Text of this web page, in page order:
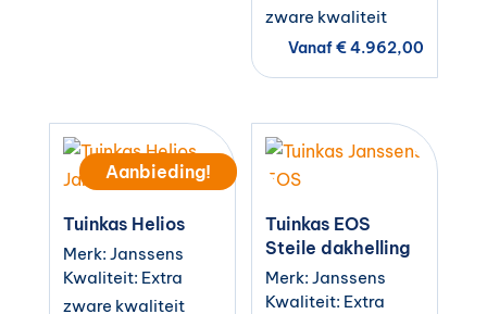
zware kwaliteit
Vanaf€4.962,00
Aanbieding!
Tuinkas Helios
Merk: Janssens
Kwaliteit: Extra
zware kwaliteit
Tuinkas EOS
Steile dakhelling
Merk: Janssens
Kwaliteit: Extra